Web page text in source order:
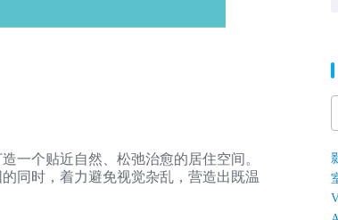
一个贴近自然、松弛治愈的居住空间。
同时，着力避免视觉杂乱，营造出既温